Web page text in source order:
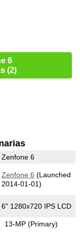
6
(2)
Zenfone 6
Zenfone 6 (Launched
2014-01-01)
6" 1280x720 IPS LCD
13-MP (Primary)